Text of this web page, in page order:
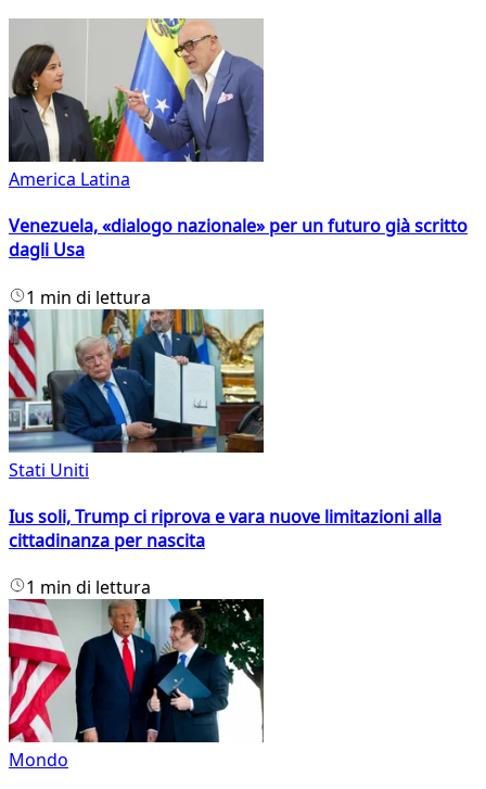
America Latina
Venezuela, «dialogo nazionale» per un futuro già scritto
dagli Usa
1 min di lettura
Stati Uniti
Ius soli, Trump ci riprova e vara nuove limitazioni alla
cittadinanza per nascita
1 min di lettura
Mondo